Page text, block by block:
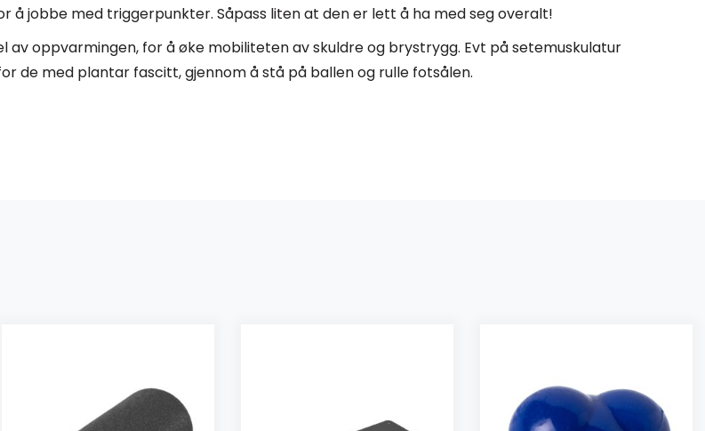
å jobbe med triggerpunkter. Såpass liten at den er lett å ha med seg overalt!
av oppvarmingen, for å øke mobiliteten av skuldre og brystrygg. Evt på setemuskulatur
de med plantar fascitt, gjennom å stå på ballen og rulle fotsålen.